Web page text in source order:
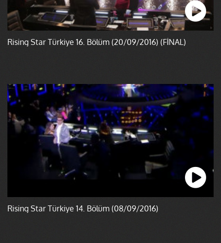
Rising Star Türkiye 16. Bölüm (20/09/2016) (FİNAL)
Rising Star Türkiye 14. Bölüm (08/09/2016)